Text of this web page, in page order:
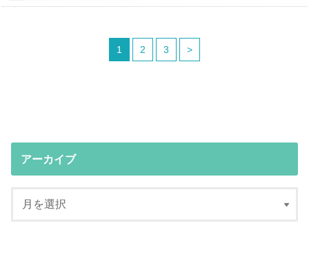
1 2 3 >
アーカイブ